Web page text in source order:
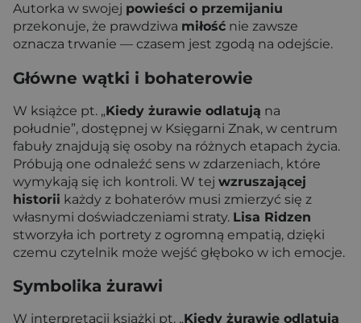
Autorka w swojej powieści o przemijaniu
przekonuje, że prawdziwa miłość nie zawsze
oznacza trwanie — czasem jest zgodą na odejście.
Główne wątki i bohaterowie
W książce pt. „Kiedy żurawie odlatują na
południe”, dostępnej w Księgarni Znak, w centrum
fabuły znajdują się osoby na różnych etapach życia.
Próbują one odnaleźć sens w zdarzeniach, które
wymykają się ich kontroli. W tej wzruszającej
historii każdy z bohaterów musi zmierzyć się z
własnymi doświadczeniami straty. Lisa Ridzen
stworzyła ich portrety z ogromną empatią, dzięki
czemu czytelnik może wejść głęboko w ich emocje.
Symbolika żurawi
W interpretacji książki pt. „Kiedy żurawie odlatują